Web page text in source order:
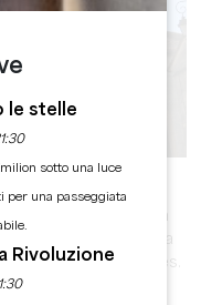
Emilion e il
Si trova a 9 km
2.343 ettari. Oggi la
e Lussacaises.
le stelle
sotto una luce
per una passeggiata
Rivoluzione